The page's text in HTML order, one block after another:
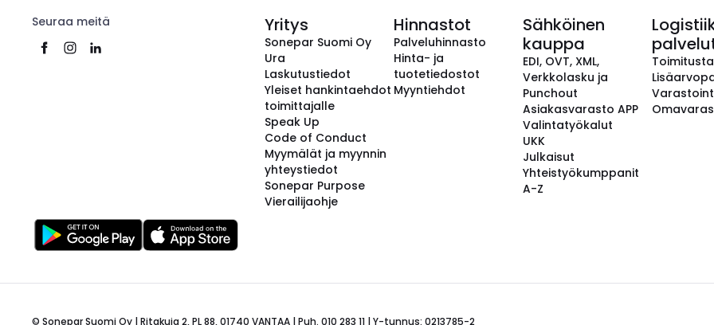
Seuraa meitä Yritys
Sonepar Suomi Oy
Ura
Laskutustiedot
Yleiset hankintaehdot
toimittajalle
Speak Up
Code of Conduct
Myymälät ja myynnin
yhteystiedot
Sonepar Purpose
Vierailijaohje
Hinnastot
Palveluhinnasto
Hinta- ja
tuotetiedostot
Myyntiehdot
Sähköinen
kauppa
EDI, OVT, XML,
Verkkolasku ja
Punchout
Asiakasvarasto APP
Valintatyökalut
UKK
Julkaisut
Yhteistyökumppanit
A-Z
© Sonepar Suomi Oy | Ritakuja 2, PL 88, 01740 VANTAA | Puh. 010 283 11 | Y-tunnus: 0213785-2